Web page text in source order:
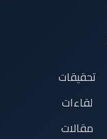
تحقيقات
لقاءات
مقالات